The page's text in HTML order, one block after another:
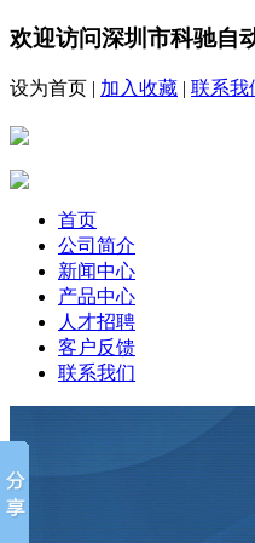
欢迎访问深圳市科驰自
设为首页 | 加入收藏 | 联系我
首页
公司简介
新闻中心
产品中心
人才招聘
客户反馈
联系我们